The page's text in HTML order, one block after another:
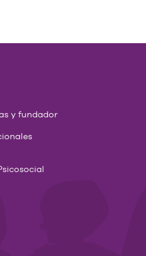
y fundador